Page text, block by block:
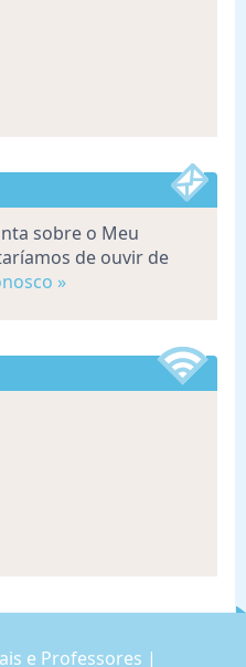
sobre o Meu
de ouvir de
»
e Professores |